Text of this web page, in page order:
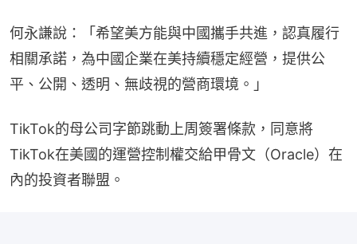
何永謙說：「希望美方能與中國攜手共進，認真履行
相關承諾，為中國企業在美持續穩定經營，提供公
平、公開、透明、無歧視的營商環境。」
TikTok的母公司字節跳動上周簽署條款，同意將
TikTok在美國的運營控制權交給甲骨文（Oracle）在
內的投資者聯盟。